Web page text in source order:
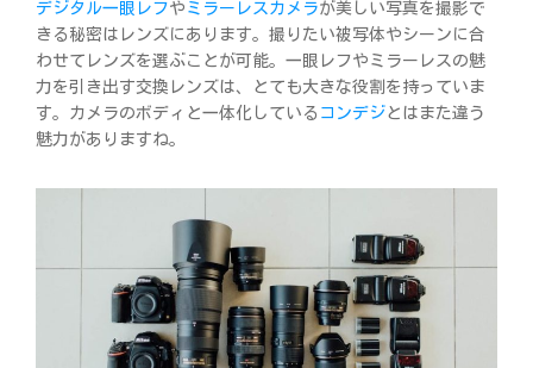
デジタル一眼レフやミラーレスカメラが美しい写真を撮影で
きる秘密はレンズにあります。撮りたい被写体やシーンに合
わせてレンズを選ぶことが可能。一眼レフやミラーレスの魅
力を引き出す交換レンズは、とても大きな役割を持っていま
す。カメラのボディと一体化している コンデジとはまた違う
魅力がありますね。